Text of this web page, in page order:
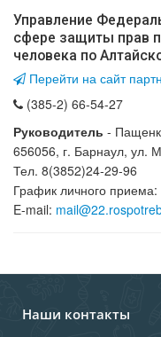
Управление
сфере защиты прав
человека по
Перейти на сайт
(385-2) 66-54-27
Руководитель -
656056, г. Барнаул, ул.
Тел. 8(3852)24-29-96
График личного
E-mail: mail@
Наши контакты